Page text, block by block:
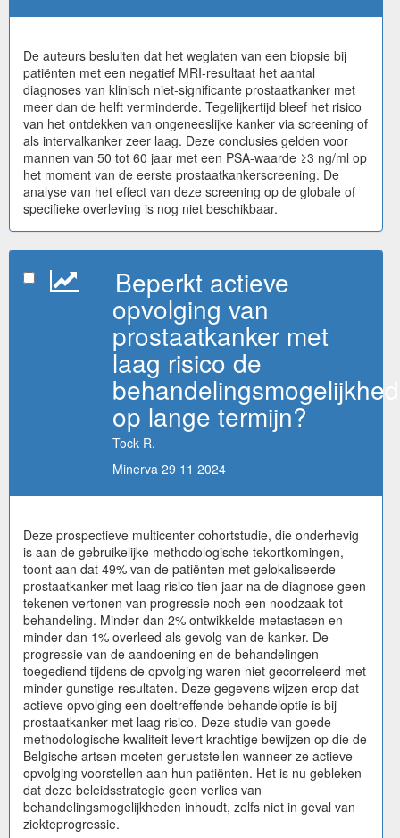
De auteurs besluiten dat het weglaten van een biopsie bij
patiënten met een negatief MRI-resultaat het aantal
diagnoses van klinisch niet-significante prostaatkanker met
meer dan de helft verminderde. Tegelijkertijd bleef het risico
van het ontdekken van ongeneeslijke kanker via screening of
als intervalkanker zeer laag. Deze conclusies gelden voor
mannen van 50 tot 60 jaar met een PSA-waarde ≥3 ng/ml op
het moment van de eerste prostaatkankerscreening. De
analyse van het effect van deze screening op de globale of
specifieke overleving is nog niet beschikbaar.
Beperkt actieve
opvolging van
prostaatkanker met
laag risico de
op lange termijn?
Tock R.
Minerva 29 11 2024
Deze prospectieve multicenter cohortstudie, die onderhevig
is aan de gebruikelijke methodologische tekortkomingen,
toont aan dat 49% van de patiënten met gelokaliseerde
prostaatkanker met laag risico tien jaar na de diagnose geen
tekenen vertonen van progressie noch een noodzaak tot
behandeling. Minder dan 2% ontwikkelde metastasen en
minder dan 1% overleed als gevolg van de kanker. De
progressie van de aandoening en de behandelingen
toegediend tijdens de opvolging waren niet gecorreleerd met
minder gunstige resultaten. Deze gegevens wijzen erop dat
actieve opvolging een doeltreffende behandeloptie is bij
prostaatkanker met laag risico. Deze studie van goede
methodologische kwaliteit levert krachtige bewijzen op die de
Belgische artsen moeten geruststellen wanneer ze actieve
opvolging voorstellen aan hun patiënten. Het is nu gebleken
dat deze beleidsstrategie geen verlies van
behandelingsmogelijkheden inhoudt, zelfs niet in geval van
ziekteprogressie.